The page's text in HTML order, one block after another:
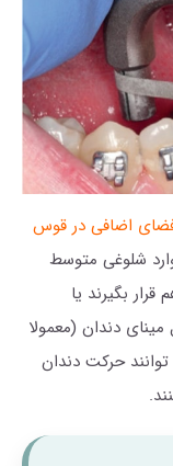
اضافی در قوس
شلوغی متوسط
بگیرند یا
دندان (معمولا
می توانند حرکت دندان